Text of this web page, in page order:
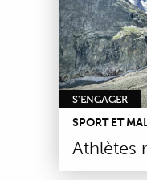
S'ENGAGER
SPORT ET
Athlètes